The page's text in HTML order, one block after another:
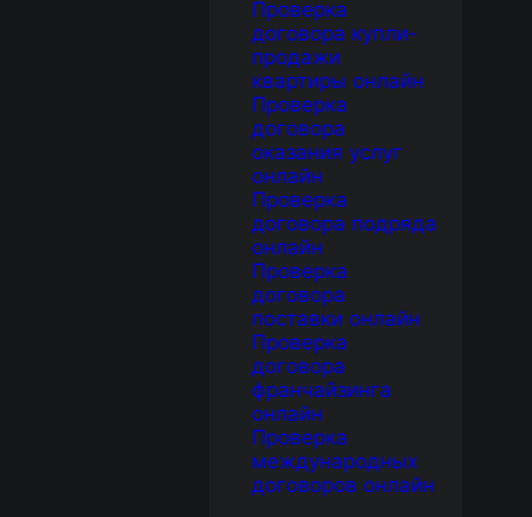
Проверка
договора купли-
продажи
квартиры онлайн
Проверка
договора
оказания услуг
онлайн
Проверка
договора подряда
онлайн
Проверка
договора
поставки онлайн
Проверка
договора
франчайзинга
онлайн
Проверка
международных
договоров онлайн